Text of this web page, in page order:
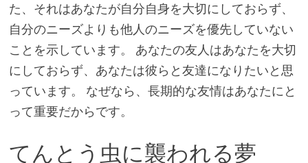
た、それはあなたが自分自身を大切にしておらず、
自分のニーズよりも他人のニーズを優先していない
ことを示しています。 あなたの友人はあなたを大切
にしておらず、あなたは彼らと友達になりたいと思
っています。 なぜなら、長期的な友情はあなたにと
って重要だからです。
てんとう虫に襲われる夢